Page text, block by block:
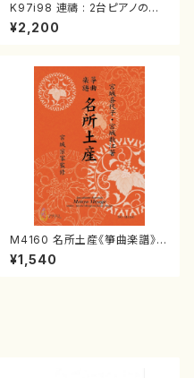
K97i98 連禱 : 2台ピアノのた
めの（2 Pianos / 菊池 幸夫 /
楽譜）
¥2,200
M4160 名所土産《箏曲楽譜》
（箏/宮城喜代子・宮城数江著・
宮城宗家監修/箏曲古典楽譜）
¥1,540